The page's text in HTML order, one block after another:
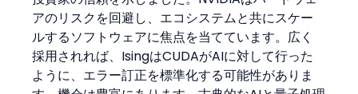
アのリスクを回避し、エコシステムと共にスケー
ルするソフトウェアに焦点を当てています。広く
採用されれば、IsingはCUDAがAIに対して行った
ように、エラー訂正を標準化する可能性がありま